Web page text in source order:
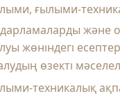
ғылыми-
және
жөніндегі
өзекті
техникалық